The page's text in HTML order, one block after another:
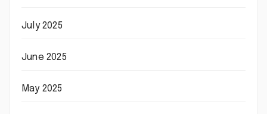
July 2025
June 2025
May 2025